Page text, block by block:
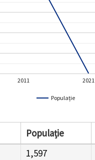
Populație
2011 2021
Populație
1,597